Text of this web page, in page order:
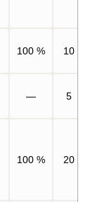
100 % 10
— 5
100 % 20